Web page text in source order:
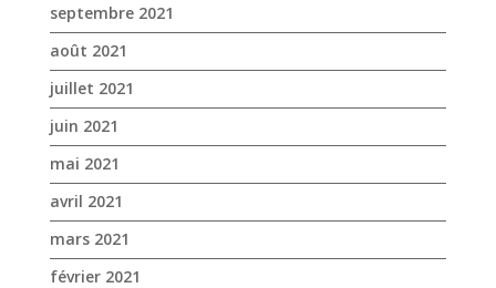
septembre 2021
août 2021
juillet 2021
juin 2021
mai 2021
avril 2021
mars 2021
février 2021